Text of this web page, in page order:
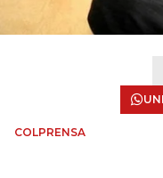
COLPRENSA